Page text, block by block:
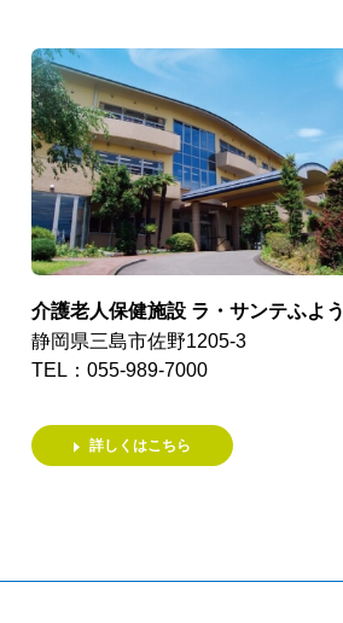
介護老人保健施設 ラ・サンテふよう
静岡県三島市佐野1205-3
TEL：055-989-7000
詳しくはこちら